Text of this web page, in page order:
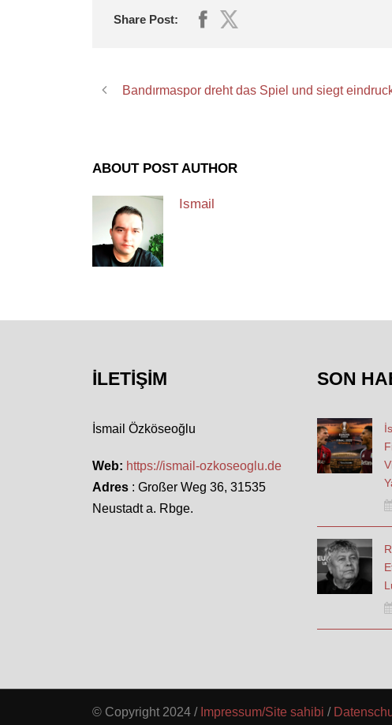
Share Post:
Bandırmaspor dreht das Spiel und siegt
ABOUT POST AUTHOR
Ismail
İLETIŞIM
İsmail Özköseoğlu
Web: https://ismail-ozkoseoglu.de
Adres : Großer Weg 36, 31535
Neustadt a. Rbge.
SON
© Copyright 2024 / Impressum/Site sahibi /